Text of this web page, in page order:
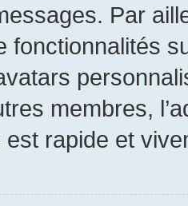
Par
fonctionnalités
membres,
est rapide et